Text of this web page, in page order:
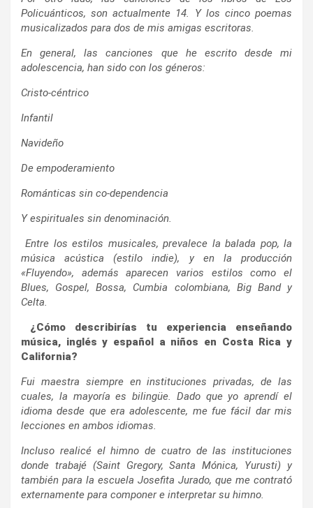
Policuánticos, son actualmente 14. Y los cinco poemas
musicalizados para dos de mis amigas escritoras.
En general, las canciones que he escrito desde mi
adolescencia, han sido con los géneros:
Cristo-céntrico
Infantil
Navideño
De empoderamiento
Románticas sin co-dependencia
Y espirituales sin denominación.
Entre los estilos musicales, prevalece la balada pop, la
música acústica (estilo indie), y en la producción
«Fluyendo», además aparecen varios estilos como el
Blues, Gospel, Bossa, Cumbia colombiana, Big Band y
Celta.
¿Cómo describirías tu experiencia enseñando
música, inglés y español a niños en Costa Rica y
California?
Fui maestra siempre en instituciones privadas, de las
cuales, la mayoría es bilingüe. Dado que yo aprendí el
idioma desde que era adolescente, me fue fácil dar mis
lecciones en ambos idiomas.
Incluso realicé el himno de cuatro de las instituciones
donde trabajé (Saint Gregory, Santa Mónica, Yurusti) y
también para la escuela Josefita Jurado, que me contrató
externamente para componer e interpretar su himno.